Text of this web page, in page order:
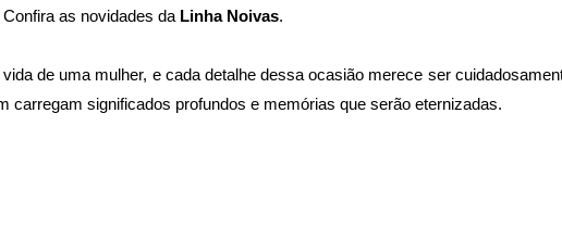
Confira as novidades da Linha Noivas.
de uma mulher, e cada detalhe dessa ocasião merece ser
significados profundos e memórias que serão eternizadas.